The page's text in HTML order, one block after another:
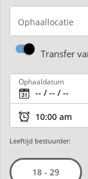
Ophaallocatie
Transfer
Ophaaldatum
Leeftijd bestuurder:
18 - 29